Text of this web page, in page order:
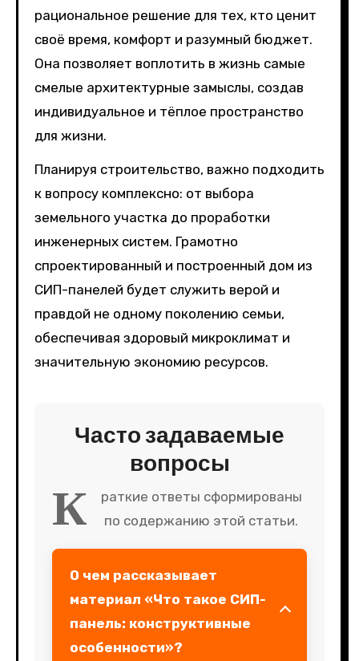
рациональное решение для тех, кто ценит
своё время, комфорт и разумный бюджет.
Она позволяет воплотить в жизнь самые
смелые архитектурные замыслы, создав
индивидуальное и тёплое пространство
для жизни.
Планируя строительство, важно подходить
к вопросу комплексно: от выбора
земельного участка до проработки
инженерных систем. Грамотно
спроектированный и построенный дом из
СИП-панелей будет служить верой и
правдой не одному поколению семьи,
обеспечивая здоровый микроклимат и
значительную экономию ресурсов.
Часто задаваемые
вопросы
К
раткие ответы сформированы
по содержанию этой статьи.
О чем рассказывает
материал «Что такое СИП-
панель: конструктивные
особенности»?